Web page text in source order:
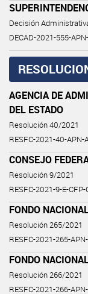
Decisión
DECAD-2021-555-
AGENCIA DE
DEL ESTADO
Resolución 40/2021
RESFC-2021-40-APN-
CONSEJO
Resolución 9/2021
RESFC-2021-9-E-CFP-
FONDO
Resolución 265/2021
RESFC-2021-265-
FONDO
Resolución 266/2021
RESFC-2021-266-